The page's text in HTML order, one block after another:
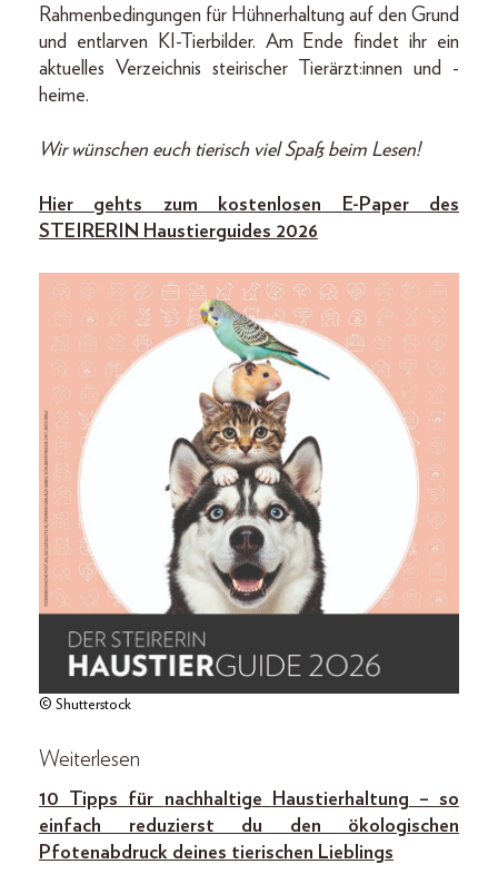
Rahmenbedingungen für Hühnerhaltung auf den Grund
und entlarven KI-Tierbilder. Am Ende findet ihr ein
aktuelles Verzeichnis steirischer Tierärzt:innen und -
heime.
Wir wünschen euch tierisch viel Spaß beim Lesen!
Hier gehts zum kostenlosen E-Paper des
STEIRERIN Haustierguides 2026
© Shutterstock
Weiterlesen
10 Tipps für nachhaltige Haustierhaltung – so
einfach reduzierst du den ökologischen
Pfotenabdruck deines tierischen Lieblings